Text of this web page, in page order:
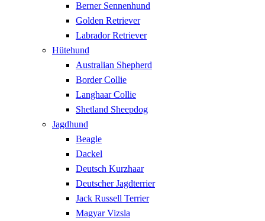
Berner Sennenhund
Golden Retriever
Labrador Retriever
Hütehund
Australian Shepherd
Border Collie
Langhaar Collie
Shetland Sheepdog
Jagdhund
Beagle
Dackel
Deutsch Kurzhaar
Deutscher Jagdterrier
Jack Russell Terrier
Magyar Vizsla